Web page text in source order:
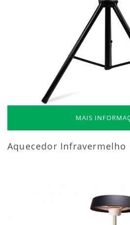
MAIS
Aquecedor Infravermelho